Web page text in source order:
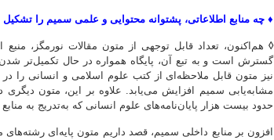
♦ چه منابع اطلاعاتی، پشتوانه محتوایی و علمی سمیم را
◊ هم‌اکنون، تعداد قابل توجهی از متون مقالات نورمگز،
گسترش است و به تبع آن، پایگاه همواره در حال تکمیل‌تر شدن
نیز متون قابل ملاحظه‌ای از کتب علوم اسلامی و انسانی را
مشابه‌یابی سمیم افزایش می‌یابد. علاوه بر این، متون دیگری
حدود بیست هزار پایان‌نامه‌های علوم انسانی که به‌تدریج به
افزون بر منابع داخلی سمیم، قصد داریم متون پایه‌ای